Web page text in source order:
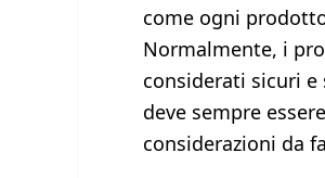
come ogni
Normalmente, i
considerati sicuri e
deve sempre
considerazioni da